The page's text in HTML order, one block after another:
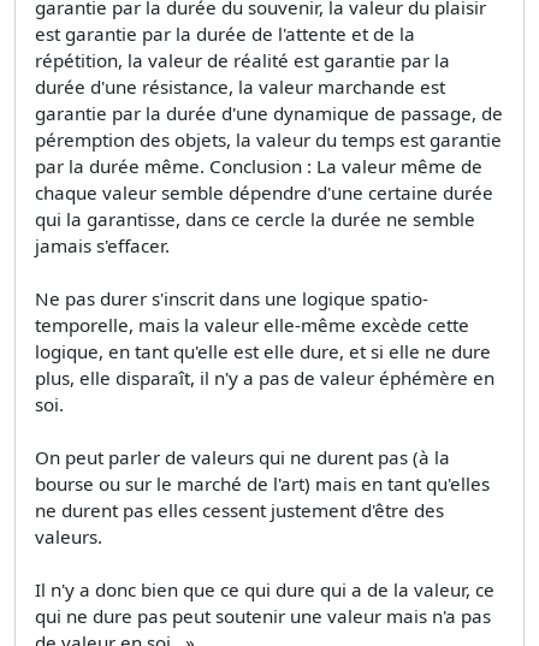
garantie par la durée du souvenir, la valeur du plaisir
est garantie par la durée de l'attente et de la
répétition, la valeur de réalité est garantie par la
durée d'une résistance, la valeur marchande est
garantie par la durée d'une dynamique de passage, de
péremption des objets, la valeur du temps est garantie
par la durée même. Conclusion : La valeur même de
chaque valeur semble dépendre d'une certaine durée
qui la garantisse, dans ce cercle la durée ne semble
jamais s'effacer.
Ne pas durer s'inscrit dans une logique spatio-
temporelle, mais la valeur elle-même excède cette
logique, en tant qu'elle est elle dure, et si elle ne dure
plus, elle disparaît, il n'y a pas de valeur éphémère en
soi.
On peut parler de valeurs qui ne durent pas (à la
bourse ou sur le marché de l'art) mais en tant qu'elles
ne durent pas elles cessent justement d'être des
valeurs.
Il n'y a donc bien que ce qui dure qui a de la valeur, ce
qui ne dure pas peut soutenir une valeur mais n'a pas